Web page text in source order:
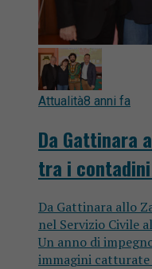
Attualità8 anni fa
Da Gattinara
tra i
Da Gattinara allo
nel Servizio Civile
Un anno di
immagini catturate